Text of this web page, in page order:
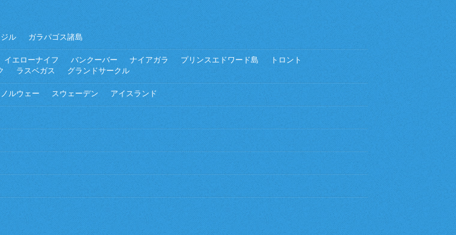
ル ガラパゴス諸島
イエローナイフ バンクーバー ナイアガラ プリンスエドワード島
トロント
ラスベガス グランドサークル
ノルウェー スウェーデン アイスランド